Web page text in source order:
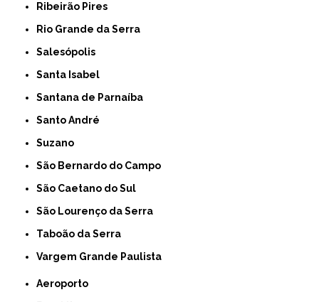
Ribeirão Pires
Rio Grande da Serra
Salesópolis
Santa Isabel
Santana de Parnaíba
Santo André
Suzano
São Bernardo do Campo
São Caetano do Sul
São Lourenço da Serra
Taboão da Serra
Vargem Grande Paulista
Aeroporto